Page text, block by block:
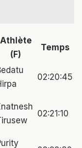
Athlète
(F)
Temps
02:20:45
02:21:10